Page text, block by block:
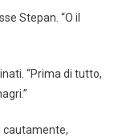
Stepan. “O il
“Prima di tutto,
cautamente,